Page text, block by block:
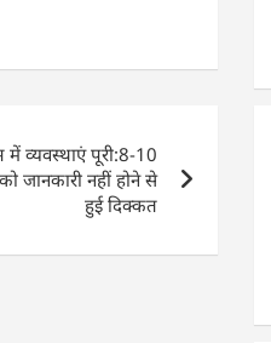
व्यवस्थाएं पूरी:8-10
जानकारी नहीं होने से
हुई दिक्कत